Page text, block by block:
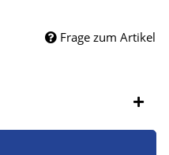
Frage zum Artikel